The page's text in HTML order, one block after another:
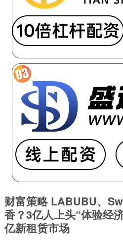
财富策略 LABUBU、
香？3亿人上头“体验经
亿新租赁市场